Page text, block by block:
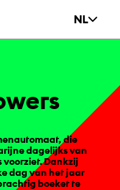
NL
die
dagelijks van
voorziet. Dankzij
dag van het jaar
boeket te